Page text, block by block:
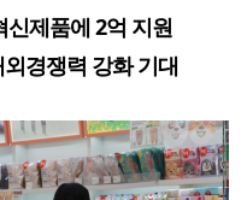
제품에 2억 지원
경쟁력 강화 기대